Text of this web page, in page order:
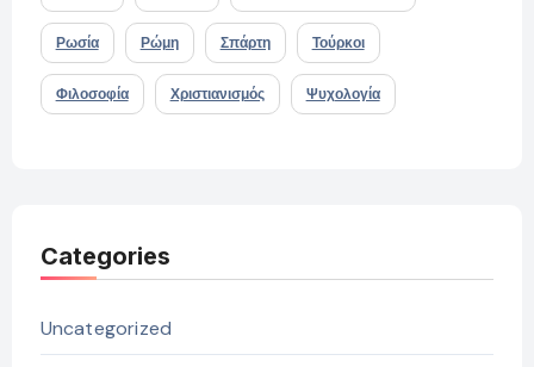
Ρωσία Ρώμη Σπάρτη Τούρκοι
Φιλοσοφία Χριστιανισμός Ψυχολογία
Categories
Uncategorized